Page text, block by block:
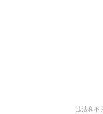
违法和不